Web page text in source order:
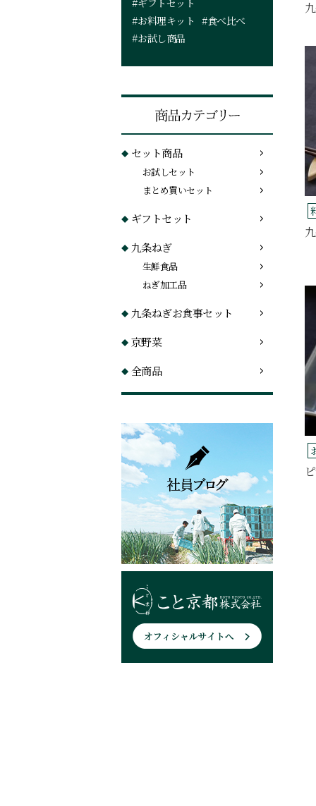
#ギフトセット
#お料理キット #食べ比べ
#お試し商品
セット商品
お試しセット
まとめ買いセット
ギフトセット
九条ねぎ
生鮮食品
ねぎ加工品
九条ねぎお食事セット
京野菜
全商品